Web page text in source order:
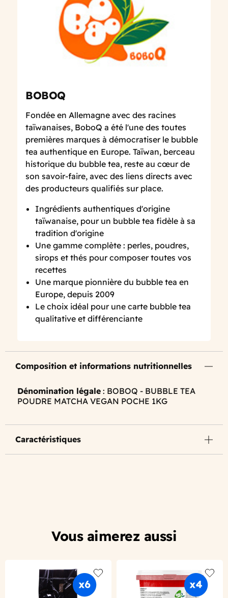
BOBOQ
Fondée en Allemagne avec des racines
taïwanaises, BoboQ a été l'une des toutes
premières marques à démocratiser le bubble
tea authentique en Europe. Taïwan, berceau
historique du bubble tea, reste au cœur de
son savoir-faire, avec des liens directs avec
des producteurs qualifiés sur place.
Ingrédients authentiques d'origine
taïwanaise, pour un bubble tea fidèle à sa
tradition d'origine
Une gamme complète : perles, poudres,
sirops et thés pour composer toutes vos
recettes
Une marque pionnière du bubble tea en
Europe, depuis 2009
Le choix idéal pour une carte bubble tea
qualitative et différenciante
Composition et informations nutritionnelles
Dénomination légale : BOBOQ - BUBBLE TEA
POUDRE MATCHA VEGAN POCHE 1KG
Caractéristiques
Vous aimerez aussi
Add to wishlist Add